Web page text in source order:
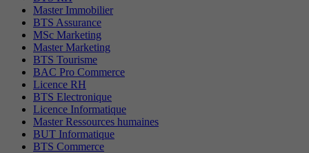
Master Immobilier
BTS Assurance
MSc Marketing
Master Marketing
BTS Tourisme
BAC Pro Commerce
Licence RH
BTS Electronique
Licence Informatique
Master Ressources humaines
BUT Informatique
BTS Commerce